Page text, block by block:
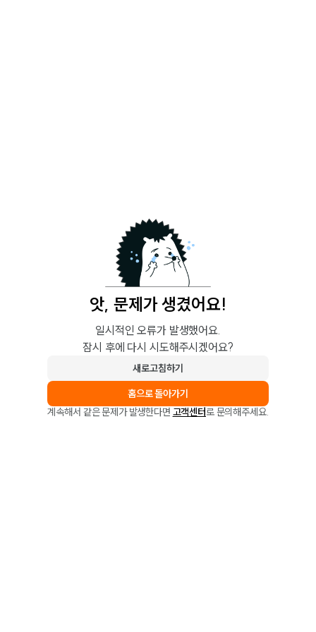
앗, 문제가 생겼어요!
일시적인 오류가 발생했어요.
잠시 후에 다시 시도해주시겠어요?
새로고침하기
홈으로 돌아가기
계속해서 같은 문제가 발생한다면 고객센터로 문의해주세요.